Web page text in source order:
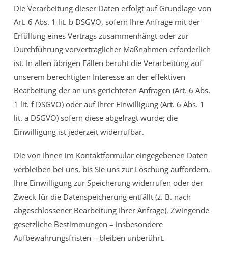
Die Verarbeitung dieser Daten erfolgt auf Grundlage von
Art. 6 Abs. 1 lit. b DSGVO, sofern Ihre Anfrage mit der
Erfüllung eines Vertrags zusammenhängt oder zur
Durchführung vorvertraglicher Maßnahmen erforderlich
ist. In allen übrigen Fällen beruht die Verarbeitung auf
unserem berechtigten Interesse an der effektiven
Bearbeitung der an uns gerichteten Anfragen (Art. 6 Abs.
1 lit. f DSGVO) oder auf Ihrer Einwilligung (Art. 6 Abs. 1
lit. a DSGVO) sofern diese abgefragt wurde; die
Einwilligung ist jederzeit widerrufbar.
Die von Ihnen im Kontaktformular eingegebenen Daten
verbleiben bei uns, bis Sie uns zur Löschung auffordern,
Ihre Einwilligung zur Speicherung widerrufen oder der
Zweck für die Datenspeicherung entfällt (z. B. nach
abgeschlossener Bearbeitung Ihrer Anfrage). Zwingende
gesetzliche Bestimmungen – insbesondere
Aufbewahrungsfristen – bleiben unberührt.